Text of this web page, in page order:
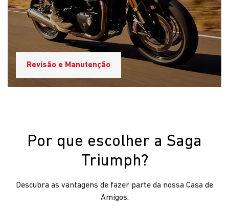
Revisão e Manutenção
Por que escolher a Saga
Triumph?
Descubra as vantagens de fazer parte da nossa Casa de
Amigos: